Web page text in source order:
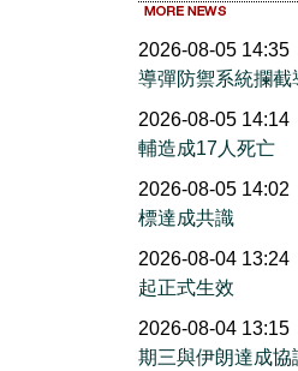
2026-08-05 14:35
導彈防禦系統攔截
2026-08-05 14:14
輔造成17人死亡
2026-08-05 14:02
標達成共識
2026-08-04 13:24
起正式生效
2026-08-04 13:15
期三與伊朗達成